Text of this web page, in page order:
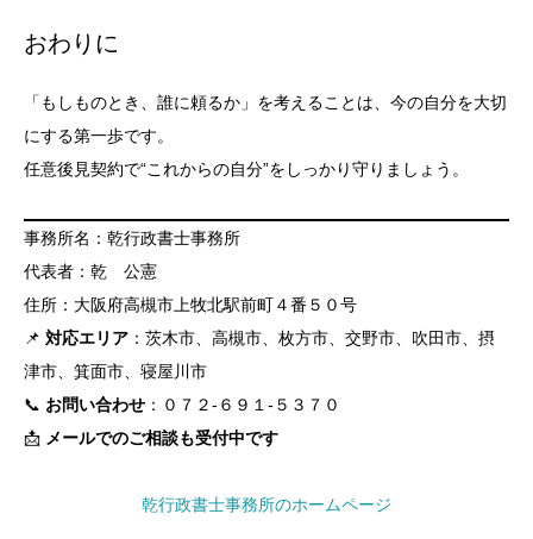
おわりに
「もしものとき、誰に頼るか」を考えることは、今の自分を大切
にする第一歩です。
任意後見契約で“これからの自分”をしっかり守りましょう。
事務所名：乾行政書士事務所
代表者：乾 公憲
住所：大阪府高槻市上牧北駅前町４番５０号
📌 対応エリア ：茨木市、高槻市、枚方市、交野市、吹田市、摂
津市、箕面市、寝屋川市
📞 お問い合わせ ：０７２-６９１-５３７０
📩 メールでのご相談も受付中です
乾行政書士事務所のホームページ